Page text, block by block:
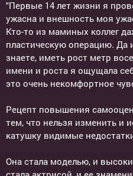
"Первые 14 лет жизни я
ужасна и внешность моя
Кто-то из маминых коллег
пластическую операцию. Да
знаете, иметь рост метр
имени и роста я ощущала
это очень некомфортное
Рецепт повышения
тем, что нельзя изменить и
катушку видимые
Она стала моделью, и